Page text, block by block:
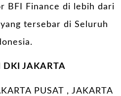
BFI Finance di lebih dari
tersebar di Seluruh
DKI JAKARTA
PUSAT , JAKARTA